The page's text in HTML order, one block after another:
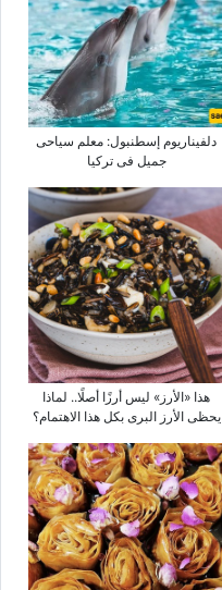
دلفیناریوم إسطنبول: معلم سیاحی
جمیل فی ترکیا
هذا «الأرز» لیس أرزًا أصلًا.. لماذا
یحظى الأرز البری بکل هذا الاهتمام؟